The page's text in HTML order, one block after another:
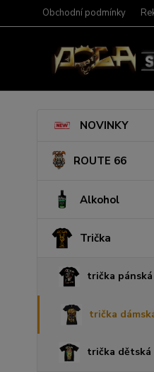
Obchodní podmínky
NOVINKY
ROUTE 66
Alkohol
Trička
trička pánská
trička
trička dětská